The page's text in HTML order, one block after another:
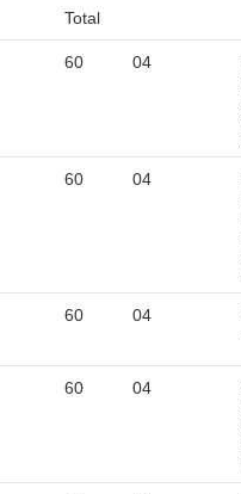
Total
60 04
60 04
60 04
60 04